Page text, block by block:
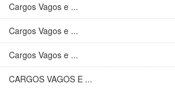
Cargos Vagos e ...
Cargos Vagos e ...
Cargos Vagos e ...
CARGOS VAGOS E ...